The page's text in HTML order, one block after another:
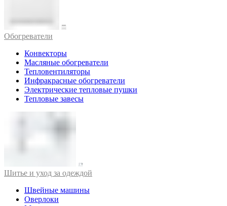
Обогреватели
Конвекторы
Масляные обогреватели
Тепловентиляторы
Инфракрасные обогреватели
Электрические тепловые пушки
Тепловые завесы
Шитье и уход за одеждой
Швейные машины
Оверлоки